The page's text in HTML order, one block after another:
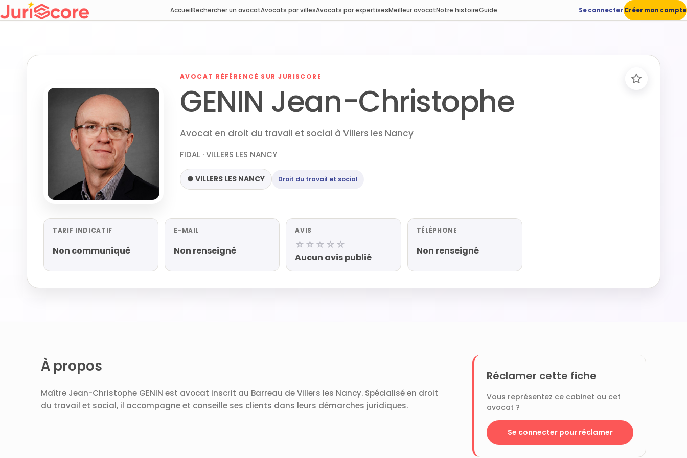
AccueilRechercher un avocatAvocats par villesAvocats par expertisesMeilleur avocatNotre histoireGuide Se connecter Créer mon compte
AVOCAT RÉFÉRENCÉ SUR JURISCORE
GENIN Jean-Christophe
Avocat en droit du travail et social à Villers les Nancy
FIDAL · VILLERS LES NANCY
● VILLERS LES NANCY Droit du travail et social
TARIF INDICATIF
Non communiqué
E-MAIL
Non renseigné
AVIS
☆☆☆☆☆
Aucun avis publié
TÉLÉPHONE
Non renseigné
À propos
Maître Jean-Christophe GENIN est avocat inscrit au Barreau de Villers les Nancy. Spécialisé en droit
du travail et social, il accompagne et conseille ses clients dans leurs démarches juridiques.
Réclamer cette fiche
Vous représentez ce cabinet ou cet
avocat ?
Se connecter pour réclamer